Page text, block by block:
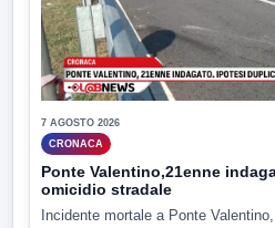
7 AGOSTO 2026
CRONACA
Ponte Valentino,21enne
omicidio stradale
Incidente mortale a Ponte